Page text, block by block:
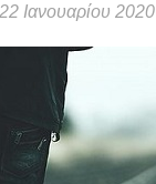
22 Ιανουαρίου 2020